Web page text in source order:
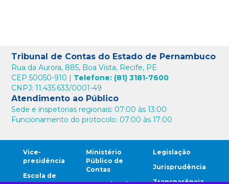
Tribunal de Contas do Estado de Pernambuco
Rua da Aurora, 885, Boa Vista, Recife, PE
CEP 50050-910 | Telefone: (81) 3181-7600
CNPJ: 11.435.633/0001-49
Atendimento ao Público
Sede e inspetorias regionais: 07:00 às 13:00
Funcionamento do protocolo: 07:00 às 17:00
Vice-
presidência
Escola de
Ministério
Público de
Contas
Legislação
Jurisprudência
Transparência